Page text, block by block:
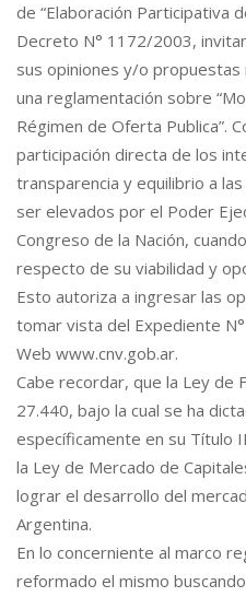
de “Elaboración Participativa
Decreto N° 1172/2003,
sus opiniones y/o
una reglamentación sobre
Régimen de Oferta Publica”.
participación directa de los
transparencia y equilibrio a
ser elevados por el Poder
Congreso de la Nación,
respecto de su viabilidad y
Esto autoriza a ingresar las
tomar vista del Expediente
Web www.cnv.gob.ar.
Cabe recordar, que la Ley de
27.440, bajo la cual se ha
específicamente en su Título
la Ley de Mercado de
lograr el desarrollo del
Argentina.
En lo concerniente al marco
reformado el mismo